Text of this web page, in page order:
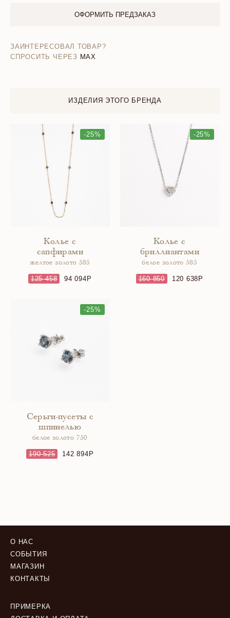
ОФОРМИТЬ ПРЕДЗАКАЗ
ЗАИНТЕРЕСОВАЛ ТОВАР?
СПРОСИТЬ ЧЕРЕЗ MAX
ИЗДЕЛИЯ ЭТОГО БРЕНДА
-25%
Колье с
сапфирами
желтое золото 585
125 458 94 094
-25%
Колье с
бриллиантами
белое золото 585
160 850 120 638
-25%
Серьги-пусеты с
шпинелью
белое золото 750
190 525 142 894
О НАС
СОБЫТИЯ
МАГАЗИН
КОНТАКТЫ
ПРИМЕРКА